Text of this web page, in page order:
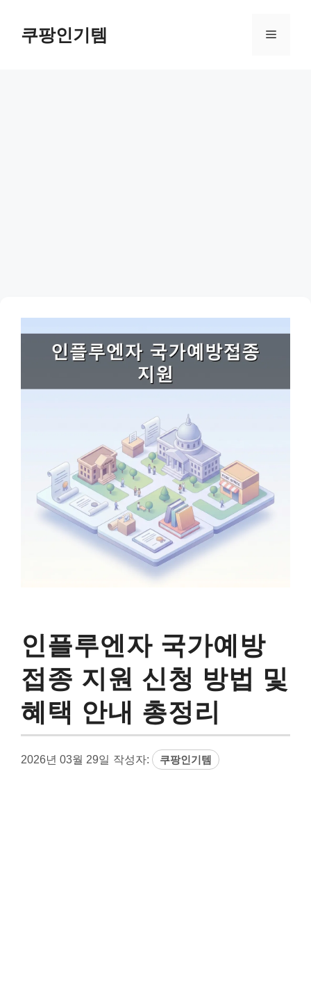
쿠팡인기템 메
인플루엔자 국가예방
접종 지원 신청 방법 및
혜택 안내 총정리
2026년 03월 29일 작성자: 쿠팡인기템